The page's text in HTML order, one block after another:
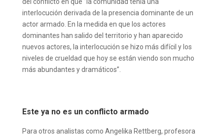
interlocución derivada de la presencia dominante de un
actor armado. En la medida en que los actores
dominantes han salido del territorio y han aparecido
nuevos actores, la interlocución se hizo más difícil y los
niveles de crueldad que hoy se están viendo son mucho
más abundantes y dramáticos”.
Este ya no es un conflicto armado
Para otros analistas como Angelika Rettberg, profesora